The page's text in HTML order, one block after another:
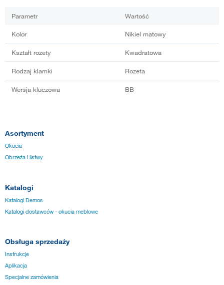
Parametr Wartość
Kolor Nikiel matowy
Kształt rozety Kwadratowa
Rodzaj klamki Rozeta
Wersja kluczowa BB
Asortyment
Okucia
Obrzeża i listwy
Katalogi
Katalogi Demos
Katalogi dostawców - okucia meblowe
Obsługa sprzedaży
Instrukcje
Aplikacja
Specjalne zamówienia